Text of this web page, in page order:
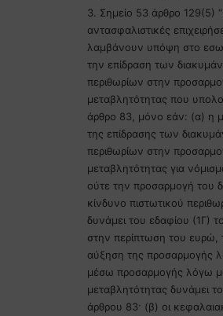
3. Σημείο 53 άρθρο 129(5)
αντασφαλιστικές
λαμβάνουν υπόψη στο
την επίδραση των
περιθωρίων στην
μεταβλητότητας που
άρθρο 83, μόνο εάν: (α) η
της επίδρασης των
περιθωρίων στην
μεταβλητότητας για
ούτε την προσαρμογή του
κίνδυνο πιστωτικού
δυνάμει του εδαφίου (1Γ)
στην περίπτωση του ευρώ,
αύξηση της προσαρμογής
μέσω προσαρμογής λόγω
μεταβλητότητας δυνάμει
άρθρου 83· (β) οι